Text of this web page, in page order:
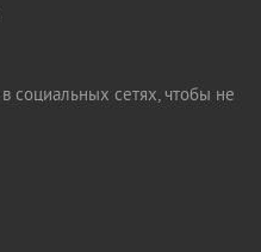
социальных сетях, чтобы не